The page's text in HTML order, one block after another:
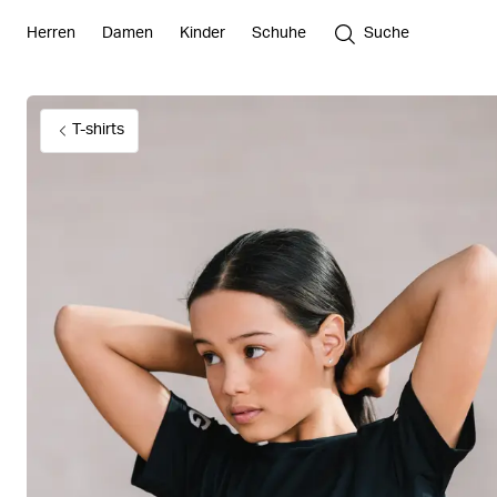
Herren Damen Kinder Schuhe Suche
T-shirts